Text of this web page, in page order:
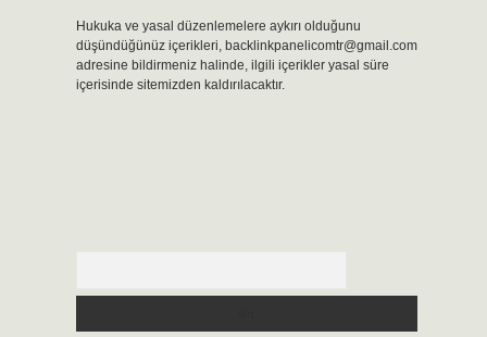
Hukuka ve yasal düzenlemelere aykırı olduğunu
düşündüğünüz içerikleri, backlinkpanelicomtr@gmail.com
adresine bildirmeniz halinde, ilgili içerikler yasal süre
içerisinde sitemizden kaldırılacaktır.